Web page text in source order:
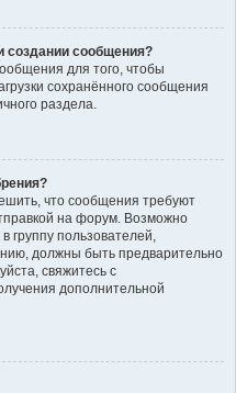
создании сообщения?
для того, чтобы
сохранённого сообщения
раздела.
что сообщения требуют
на форум. Возможно
группу пользователей,
должны быть предварительно
свяжитесь с
дополнительной